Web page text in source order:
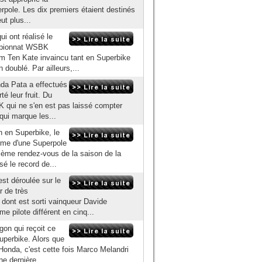
Les dix premiers étaient destinés
plus...
ont réalisé le
WSBK
Ten Kate invaincu tant en Superbike
doublé. Par ailleurs,...
Pata a effectués
leur fruit. Du
qui ne s'en est pas laissé compter
marque les...
en Superbike, le
d'une Superpole
rendez-vous de la saison de la
le record de...
déroulée sur le
de très
est sorti vainqueur Davide
pilote différent en cinq...
qui reçoit ce
Alors que
c'est cette fois Marco Melandri
dernière...